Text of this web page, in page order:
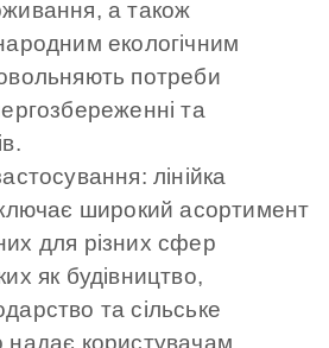
а також
екологічним
потреби
та
лінійка
широкий асортимент
для різних сфер
як будівництво,
та сільське
надає користувачам